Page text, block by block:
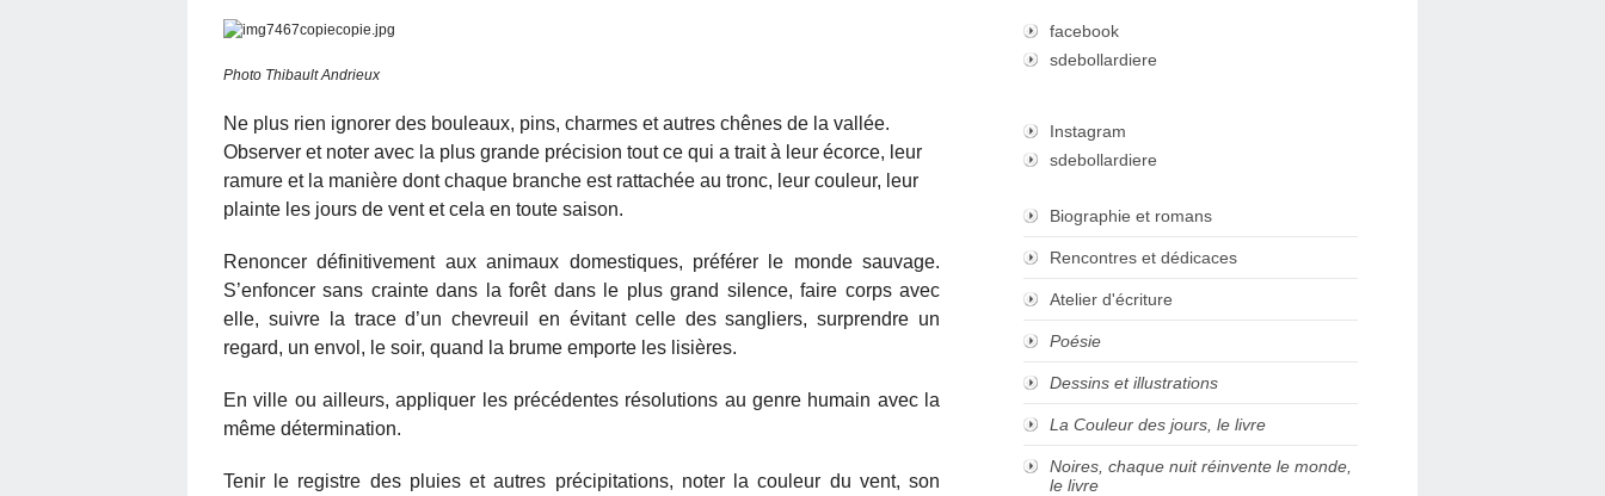
Photo Thibault Andrieux
Ne plus rien ignorer des bouleaux, pins, charmes et autres chênes de la vallée.
Observer et noter avec la plus grande précision tout ce qui a trait à leur écorce, leur
ramure et la manière dont chaque branche est rattachée au tronc, leur couleur, leur
plainte les jours de vent et cela en toute saison.
Renoncer définitivement aux animaux domestiques, préférer le monde sauvage.
S’enfoncer sans crainte dans la forêt dans le plus grand silence, faire corps avec
elle, suivre la trace d’un chevreuil en évitant celle des sangliers, surprendre un
regard, un envol, le soir, quand la brume emporte les lisières.
En ville ou ailleurs, appliquer les précédentes résolutions au genre humain avec la
même détermination.
Tenir le registre des pluies et autres précipitations, noter la couleur du vent, son
facebook
sdebollardiere
Instagram
sdebollardiere
Biographie et romans
Rencontres et dédicaces
Atelier d'écriture
Poésie
Dessins et illustrations
La Couleur des jours, le livre
Noires, chaque nuit réinvente le monde,
le livre